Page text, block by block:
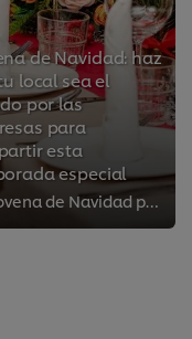
de Navidad: haz
local sea el
por las
para
esta
especial
La Novena de Navidad puede ser una oportunidad interesante para tu negocio, solo debes seguir estas recomendaciones.